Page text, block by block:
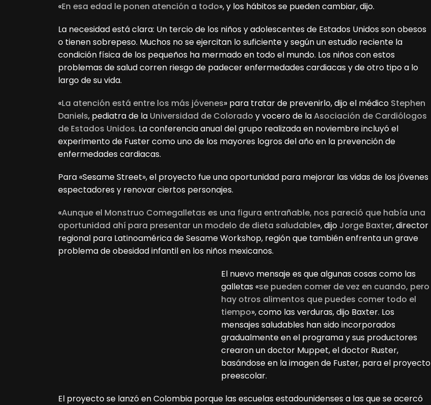
«En esa edad le ponen atención a todo», y los hábitos se pueden cambiar, dijo.
La necesidad está clara: Un tercio de los niños y adolescentes de Estados Unidos son obesos
o tienen sobrepeso. Muchos no se ejercitan lo suficiente y según un estudio reciente la
condición física de los pequeños ha mermado en todo el mundo. Los niños con estos
problemas de salud corren riesgo de padecer enfermedades cardiacas y de otro tipo a lo
largo de su vida.
«La atención está entre los más jóvenes» para tratar de prevenirlo, dijo el médico Stephen
Daniels, pediatra de la Universidad de Colorado y vocero de laAsociación de Cardiólogos
de Estados Unidos. La conferencia anual del grupo realizada en noviembre incluyó el
experimento de Fuster como uno de los mayores logros del año en la prevención de
enfermedades cardiacas.
Para «Sesame Street», el proyecto fue una oportunidad para mejorar las vidas de los jóvenes
espectadores y renovar ciertos personajes.
«Aunque el Monstruo Comegalletas es una figura entrañable, nos pareció que había una
oportunidad ahí para presentar un modelo de dieta saludable», dijo Jorge Baxter, director
regional para Latinoamérica de Sesame Workshop, región que también enfrenta un grave
problema de obesidad infantil en los niños mexicanos.
El nuevo mensaje es que algunas cosas como las
galletas «se pueden comer de vez en cuando, pero
hay otros alimentos que puedes comer todo el
tiempo», como las verduras, dijo Baxter. Los
mensajes saludables han sido incorporados
gradualmente en el programa y sus productores
crearon un doctor Muppet, el doctor Ruster,
basándose en la imagen de Fuster, para el proyecto
preescolar.
El proyecto se lanzó en Colombia porque las escuelas estadounidenses a las que se acercó